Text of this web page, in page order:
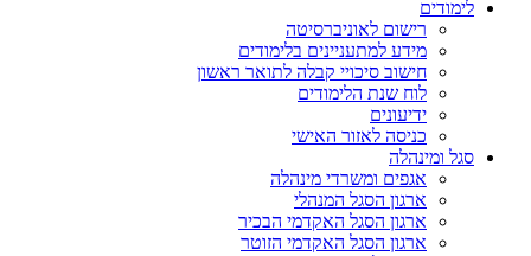
לימודים
רישום לאוניברסיטה
מידע למתעניינים בלימודים
חישוב סיכויי קבלה לתואר ראשון
לוח שנת הלימודים
ידיעונים
כניסה לאזור האישי
סגל ומינהלה
אגפים ומשרדי מינהלה
ארגון הסגל המנהלי
ארגון הסגל האקדמי הבכיר
ארגון הסגל האקדמי הזוטר